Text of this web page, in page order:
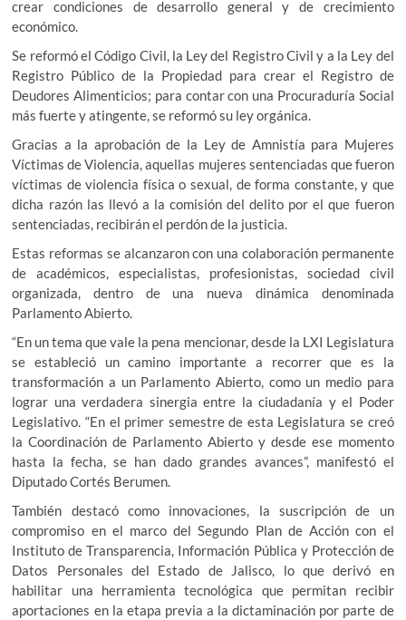
crear condiciones de desarrollo general y de crecimiento
económico.
Se reformó el Código Civil, la Ley del Registro Civil y a la Ley del
Registro Público de la Propiedad para crear el Registro de
Deudores Alimenticios; para contar con una Procuraduría Social
más fuerte y atingente, se reformó su ley orgánica.
Gracias a la aprobación de la Ley de Amnistía para Mujeres
Víctimas de Violencia, aquellas mujeres sentenciadas que fueron
víctimas de violencia física o sexual, de forma constante, y que
dicha razón las llevó a la comisión del delito por el que fueron
sentenciadas, recibirán el perdón de la justicia.
Estas reformas se alcanzaron con una colaboración permanente
de académicos, especialistas, profesionistas, sociedad civil
organizada, dentro de una nueva dinámica denominada
Parlamento Abierto.
“En un tema que vale la pena mencionar, desde la LXI Legislatura
se estableció un camino importante a recorrer que es la
transformación a un Parlamento Abierto, como un medio para
lograr una verdadera sinergia entre la ciudadanía y el Poder
Legislativo. “En el primer semestre de esta Legislatura se creó
la Coordinación de Parlamento Abierto y desde ese momento
hasta la fecha, se han dado grandes avances”, manifestó el
Diputado Cortés Berumen.
También destacó como innovaciones, la suscripción de un
compromiso en el marco del Segundo Plan de Acción con el
Instituto de Transparencia, Información Pública y Protección de
Datos Personales del Estado de Jalisco, lo que derivó en
habilitar una herramienta tecnológica que permitan recibir
aportaciones en la etapa previa a la dictaminación por parte de